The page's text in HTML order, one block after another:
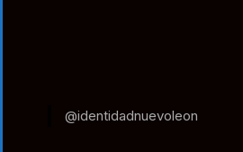
@identidadnuevoleon